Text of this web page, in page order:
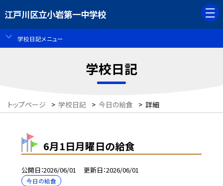
江戸川区立小岩第一中学校
学校日記メニュー
学校日記
トップページ > 学校日記 > 今日の給食 > 詳細
6月1日月曜日の給食
公開日 2026/06/01 更新日 2026/06/01
今日の給食